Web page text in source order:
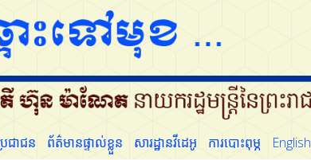
រជាជន ព័ត៌មានផ្ទាល់ខ្លួន សារដ្ឋានវីដេអូ ការបោះពុម្ភ English
ាំពាក្យ ដើម្បីប្រជាជន ព័ត៌មានផ្ទាល់ខ្លួន